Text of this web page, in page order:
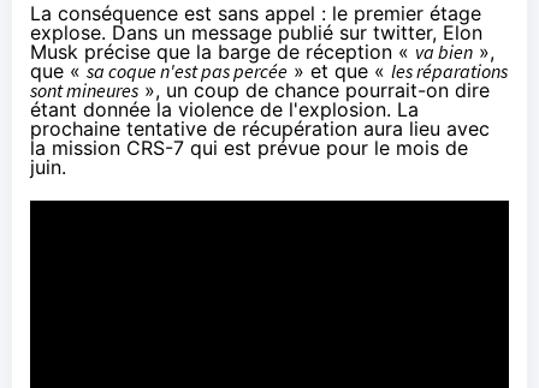
La conséquence est sans appel : le premier étage
explose. Dans un message publié sur twitter, Elon
Musk précise que la barge de réception « va bien »,
que «sa coque n'est pas percée » et que « les réparations
sont mineures », un coup de chance pourrait-on dire
étant donnée la violence de l'explosion. La
prochaine tentative de récupération aura lieu avec
la mission CRS-7 qui est prévue pour le mois de
juin.